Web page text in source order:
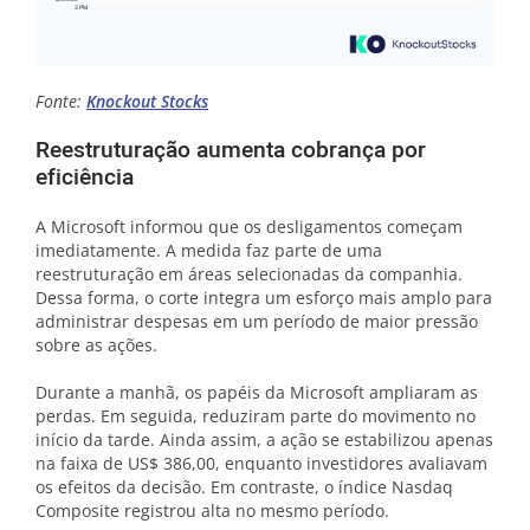
Fonte: Knockout Stocks
Reestruturação aumenta cobrança por
eficiência
A Microsoft informou que os desligamentos começam
imediatamente. A medida faz parte de uma
reestruturação em áreas selecionadas da companhia.
Dessa forma, o corte integra um esforço mais amplo para
administrar despesas em um período de maior pressão
sobre as ações.
Durante a manhã, os papéis da Microsoft ampliaram as
perdas. Em seguida, reduziram parte do movimento no
início da tarde. Ainda assim, a ação se estabilizou apenas
na faixa de US$ 386,00, enquanto investidores avaliavam
os efeitos da decisão. Em contraste, o índice Nasdaq
Composite registrou alta no mesmo período.